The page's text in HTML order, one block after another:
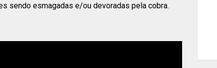
sendo esmagadas e/ou devoradas pela cobra.